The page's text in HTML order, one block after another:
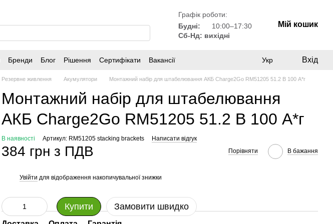
Графік роботи:
Будні:
10:00–17:30
Сб-Нд: вихідні
Мій кошик
Бренди Блог Рішення Сертифікати Вакансії Укр Вхід
Резервне живлення Акумулятори Монтажний набір для штабелювання АКБ Charge2Go RM51205 51.2 В 100 А*г
Монтажний набір для штабелювання
АКБ Charge2Go RM51205 51.2 В 100 А*г
В наявності Артикул: RM51205 stacking brackets Написати відгук
384 грн з ПДВ Порівняти В бажання
Увійти для відображення накопичувальної знижки
Купити Замовити швидко